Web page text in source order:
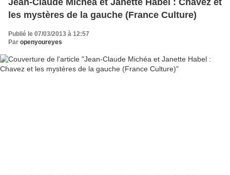
Jean-Claude Michéa et Janette Habel : Chavez et
les mystères de la gauche (France Culture)
Publié le 07/03/2013 à 12:57
Par openyoureyes